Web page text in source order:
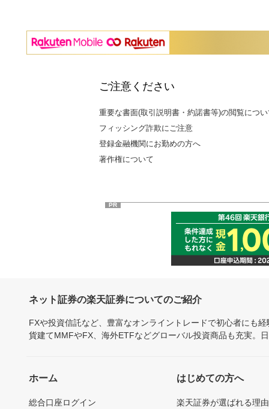
ご注意ください
重要な書面(取引説明書・約諾書等)の閲覧につ
フィッシング詐欺にご注意
登録金融機関にお勤めの方へ
著作権について
PR
ネット証券の楽天証券についてのご紹介
FXや投資信託など、豊富なオンライントレードで初心者にも
貨建てMMFやFX、海外ETFなどグローバル投資商品も充実。
ホーム
総合口座ログイン
はじめての方へ
楽天証券が選ばれる理由